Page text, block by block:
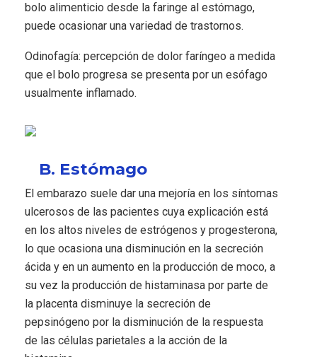
bolo alimenticio desde la faringe al estómago,
puede ocasionar una variedad de trastornos.
Odinofagía: percepción de dolor faríngeo a medida
que el bolo progresa se presenta por un esófago
usualmente inflamado.
B. Estómago
El embarazo suele dar una mejoría en los síntomas
ulcerosos de las pacientes cuya explicación está
en los altos niveles de estrógenos y progesterona,
lo que ocasiona una disminución en la secreción
ácida y en un aumento en la producción de moco, a
su vez la producción de histaminasa por parte de
la placenta disminuye la secreción de
pepsinógeno por la disminución de la respuesta
de las células parietales a la acción de la